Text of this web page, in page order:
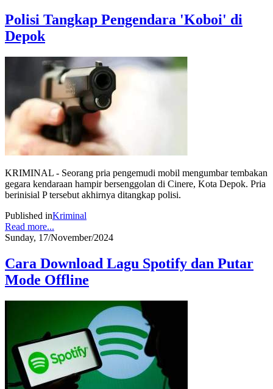
Polisi Tangkap Pengendara 'Koboi' di
Depok
KRIMINAL - Seorang pria pengemudi mobil mengumbar tembakan
gegara kendaraan hampir bersenggolan di Cinere, Kota Depok. Pria
berinisial P tersebut akhirnya ditangkap polisi.
Published inKriminal
Read more...
Sunday, 17/November/2024
Cara Download Lagu Spotify dan Putar
Mode Offline